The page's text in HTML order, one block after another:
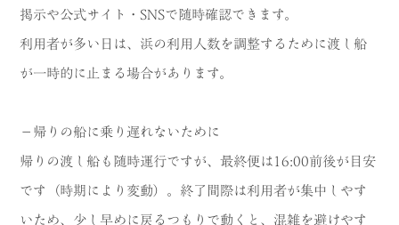
掲示や公式サイト・SNSで随時確認できます。
利用者が多い日は、浜の利用人数を調整するために渡し船
が一時的に止まる場合があります。
－帰りの船に乗り遅れないために
帰りの渡し船も随時運行ですが、最終便は16:00前後が目安
です（時期により変動）。終了間際は利用者が集中しやす
いため、少し早めに戻るつもりで動くと、混雑を避けやす